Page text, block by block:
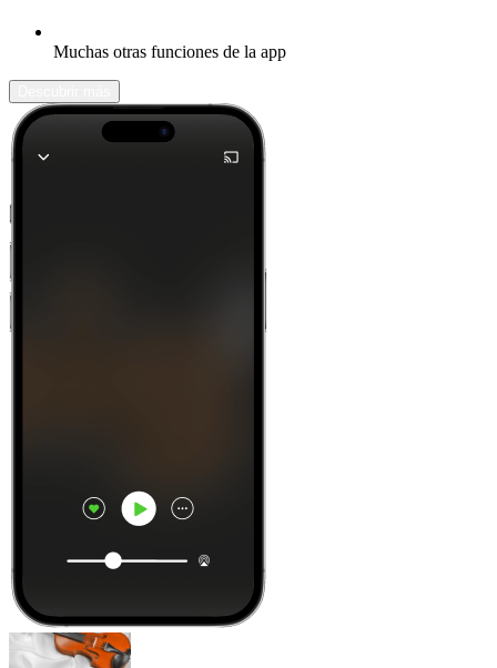
Muchas otras funciones de la app